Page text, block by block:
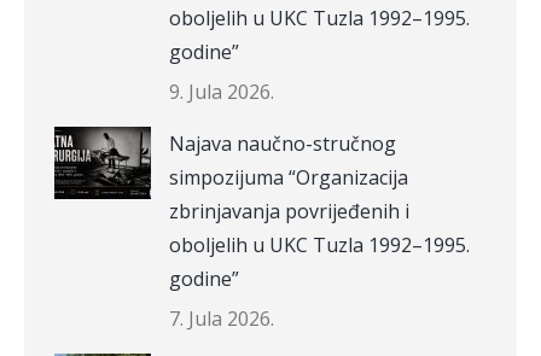
oboljelih u UKC Tuzla 1992–1995.
godine”
9. Jula 2026.
Najava naučno-stručnog
simpozijuma “Organizacija
zbrinjavanja povrijeđenih i
oboljelih u UKC Tuzla 1992–1995.
godine”
7. Jula 2026.